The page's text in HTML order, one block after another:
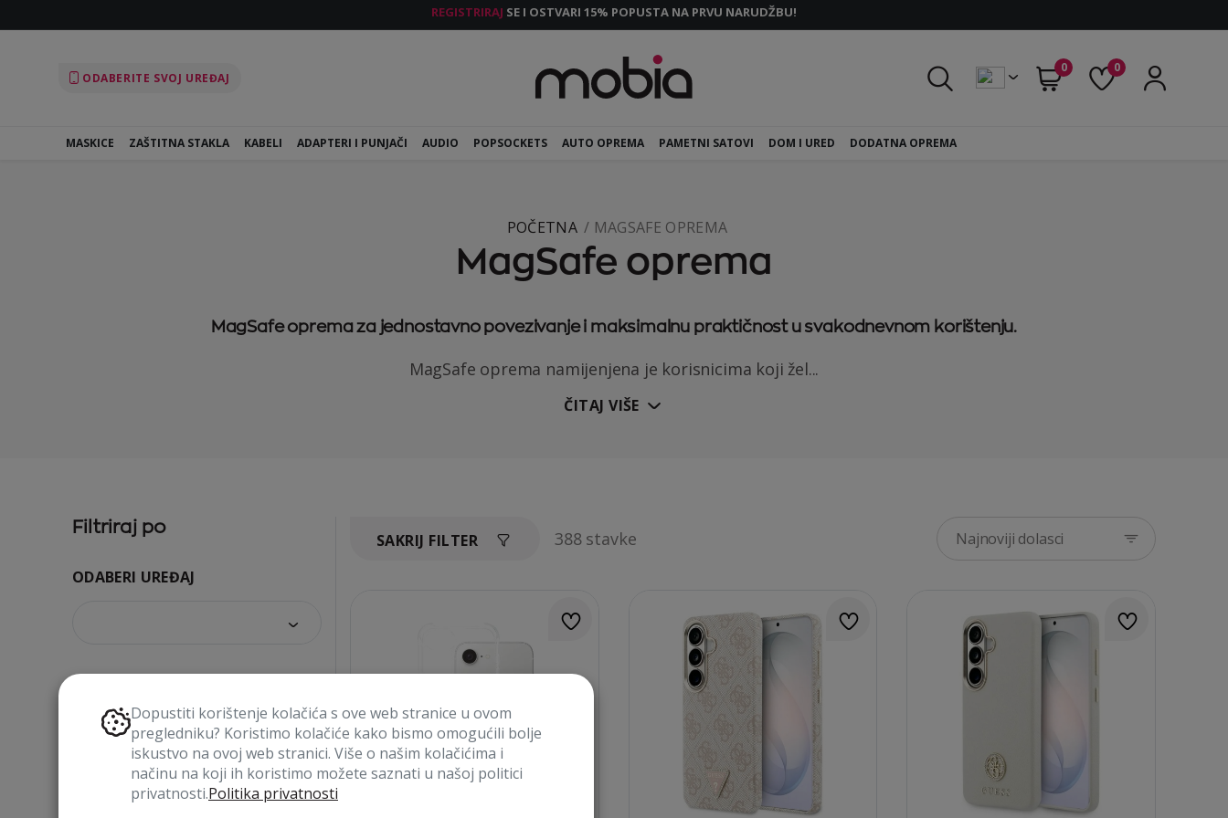
REGISTRIRAJ SE I OSTVARI 15% POPUSTA NA PRVU NARUDŽBU!
ODABERITE SVOJ UREĐAJ
0 0
MASKICE ZAŠTITNA STAKLA KABELI ADAPTERI I PUNJAČI AUDIO POPSOCKETS AUTO OPREMA PAMETNI SATOVI DOM I URED DODATNA OPREMA
POČETNA MAGSAFE OPREMA
MagSafe oprema
MagSafe oprema za jednostavno povezivanje i maksimalnu praktičnost u svakodnevnom korištenju.
MagSafe oprema namijenjena je korisnicima koji žel...
ČITAJ VIŠE
Filtriraj po
ODABERI UREĐAJ
SAKRIJ FILTER 388 stavke Najnoviji dolasci
Dopustiti korištenje kolačića s ove web stranice u ovom
pregledniku? Koristimo kolačiće kako bismo omogućili bolje
iskustvo na ovoj web stranici. Više o našim kolačićima i
načinu na koji ih koristimo možete saznati u našoj politici
privatnosti.Politika privatnosti